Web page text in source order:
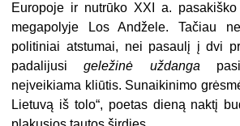
Europoje ir nutrūko XXI a.
megapolyje Los Andžele. Tačiau
politiniai atstumai, nei pasaulį į dvi
padalijusigeležinė uždanga
neįveikiama kliūtis. Sunaikinimo
Lietuvą iš tolo“, poetas dieną naktį